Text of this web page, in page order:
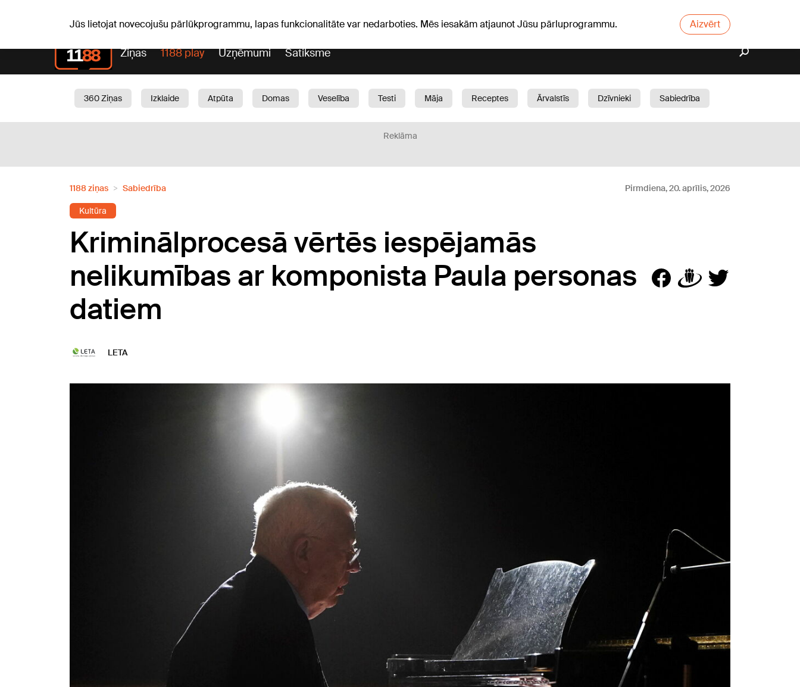
Jūs lietojat novecojušu pārlūkprogrammu, lapas funkcionalitāte var nedarboties. Mēs iesakām atjaunot Jūsu pārluprogrammu. Aizvērt
Ziņas 1188 play Uzņēmumi Satiksme
360 Ziņas Izklaide Atpūta Domas Veselība Testi Māja Receptes Ārvalstīs Dzīvnieki
Sabiedrība
Reklāma
1188 ziņas Sabiedrība Pirmdiena, 20. aprīlis, 2026
Kultūra
Kriminālprocesā vērtēs iespējamās
nelikumības ar komponista Paula personas
datiem
LETA